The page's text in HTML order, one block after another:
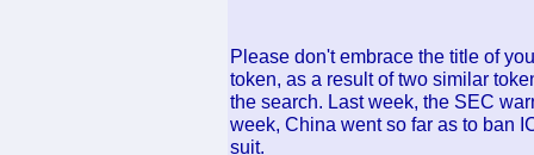
Please don't embrace the title of
token, as a result of two similar
the search. Last week, the SEC
week, China went so far as to ban
suit.